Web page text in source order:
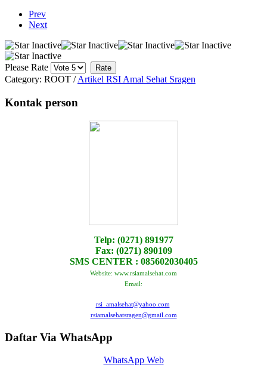
Prev
Next
Please Rate
Category: ROOT /Artikel RSI Amal Sehat Sragen
Kontak person
Telp: (0271) 891977
Fax: (0271) 890109
SMS CENTER : 085602030405
Website: www.rsiamalsehat.com
Email:
rsi_amalsehat@yahoo.com
rsiamalsehatsragen@gmail.com
Daftar Via WhatsApp
WhatsApp Web